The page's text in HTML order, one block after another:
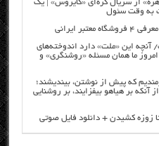
از سریال کره‌ای «کایروس» | یک
به وقت سئول
ایرانی
آنچه این «ملت» دارد اندوخته‌های
ما همان مسئله «روشنگری» و
که پیش از نوشتن، بیندیشند؛
بر هیاهو بیفزایند، بر روشنایی
زوزه کشیدن + دانلود فایل صوتی